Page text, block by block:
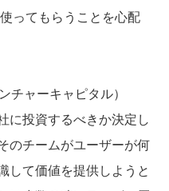
ってもらうことを心配
チャーキャピタル）
に投資するべきか決定し
のチームがユーザーが何
して価値を提供しようと